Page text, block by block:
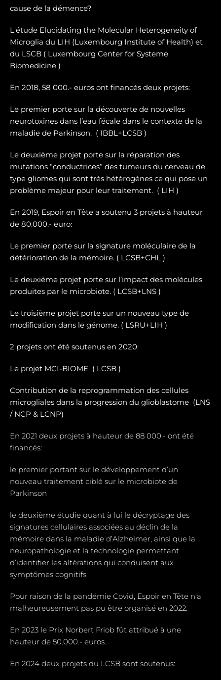
cause de la démence?
L'étude Elucidating the Molecular Heterogeneity of
Microglia du LIH (Luxembourg Institute of Health) et
du LSCB ( Luxembourg Center for Systeme
Biomedicine )
En 2018, 58 000.- euros ont financés deux projets:
Le premier porte sur la découverte de nouvelles
neurotoxines dans l’eau fécale dans le contexte de la
maladie de Parkinson. ( IBBL+LCSB )
Le deuxième projet porte sur la réparation des
mutations “conductrices” des tumeurs du cerveau de
type gliomes qui sont très hétérogènes ce qui pose un
problème majeur pour leur traitement. ( LIH )
En 2019, Espoir en Tête a soutenu 3 projets à hauteur
de 80.000.- euro:
Le premier porte sur la signature moléculaire de la
détérioration de la mémoire. ( LCSB+CHL )
Le deuxième projet porte sur l’impact des molécules
produites par le microbiote. ( LCSB+LNS )
Le troisième projet porte sur un nouveau type de
modification dans le génome. ( LSRU+LIH )
2 projets ont été soutenus en 2020:
Le projet MCI-BIOME ( LCSB )
Contribution de la reprogrammation des cellules
microgliales dans la progression du glioblastome (LNS
/ NCP & LCNP)
En 2021 deux projets à hauteur de 88 000.- ont été
financés:
le premier portant sur le développement d’un
nouveau traitement ciblé sur le microbiote de
Parkinson
le deuxième étudie quant à lui le décryptage des
signatures cellulaires associées au déclin de la
mémoire dans la maladie d’Alzheimer, ainsi que la
neuropathologie et la technologie permettant
d’identifier les altérations qui conduisent aux
symptômes cognitifs
Pour raison de la pandémie Covid, Espoir en Tête n'a
malheureusement pas pu être organisé en 2022.
En 2023 le Prix Norbert Friob fût attribué à une
hauteur de 50.000.- euros.
En 2024 deux projets du LCSB sont soutenus: